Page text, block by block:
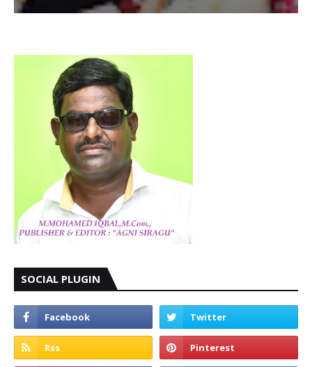
SOCIAL PLUGIN